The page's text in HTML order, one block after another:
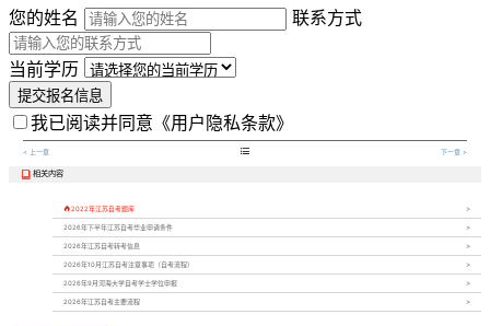
您的姓名
联系方式
当前学历
提交报名信息
我已阅读并同意 《用户隐私条款》
< 上一章  下一章 >
 相关内容
2022年江苏自考题库
2026年下半年江苏自考毕业申请条件
2026年江苏自考转考信息
2026年10月江苏自考注意事项（自考流程）
2026年9月河海大学自考学士学位申报
2026年江苏自考主要流程